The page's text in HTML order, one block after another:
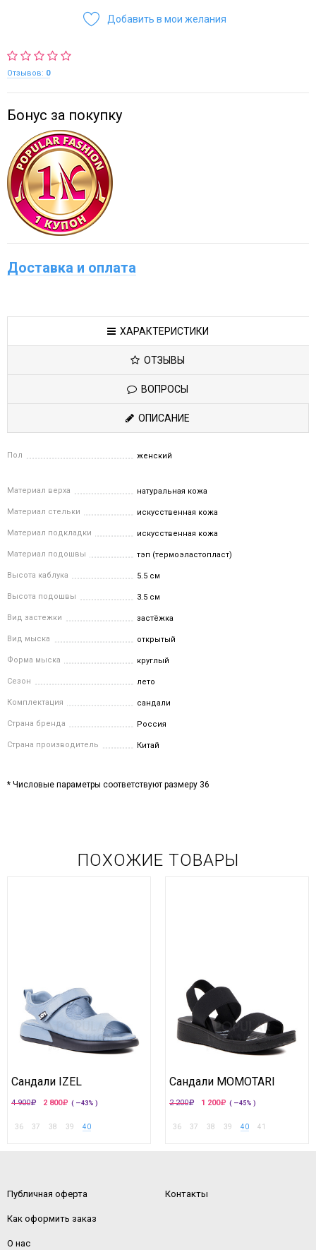
Добавить в мои желания
Отзывов: 0
Бонус за покупку
Доставка и оплата
ХАРАКТЕРИСТИКИ
ОТЗЫВЫ
ВОПРОСЫ
ОПИСАНИЕ
Пол женский
Материал верха натуральная кожа
Материал стельки искусственная кожа
Материал подкладки искусственная кожа
Материал подошвы тэп (термоэластопласт)
Высота каблука 5.5 см
Высота подошвы 3.5 см
Вид застежки застёжка
Вид мыска открытый
Форма мыска круглый
Сезон лето
Комплектация сандали
Страна бренда Россия
Страна производитель Китай
* Числовые параметры соответствуют размеру 36
ПОХОЖИЕ ТОВАРЫ
Сандали IZEL
4 900 2 800 ( —43% )
36 37 38 39 40
Сандали MOMOTARI
2 200 1 200 ( —45% )
36 37 38 39 40 41
Публичная оферта
Как оформить заказ
О нас
Контакты